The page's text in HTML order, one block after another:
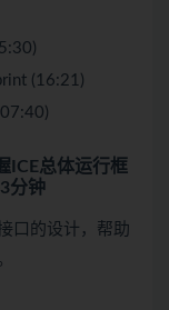
(16:21)
ICE总体运行框
分钟
口的设计，帮助